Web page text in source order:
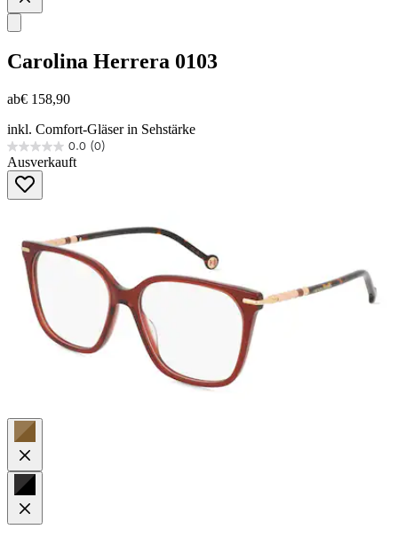
Carolina Herrera 0103
ab€ 158,90
inkl. Comfort-Gläser in Sehstärke
0.0 (0)
0.0
von
Sternen.
Ausverkauft